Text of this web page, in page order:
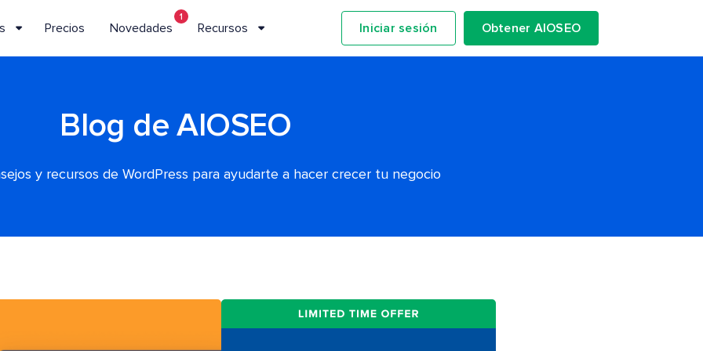
Precios Novedades
1
Recursos Iniciar sesión Obtener AIOSEO
Blog de AIOSEO
y recursos de WordPress para ayudarte a hacer crecer tu negocio